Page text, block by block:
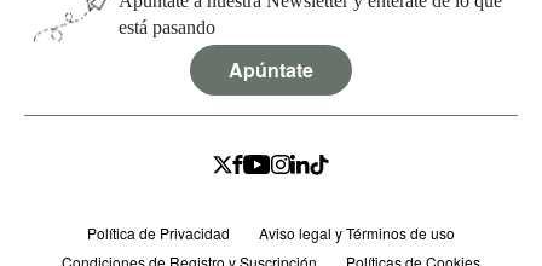
está pasando
Apúntate
Política de Privacidad
Aviso legal y Términos de uso